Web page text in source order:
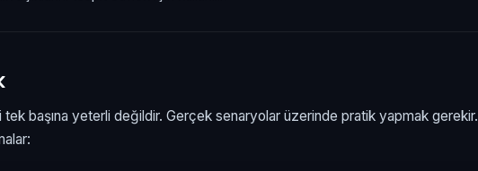
başına yeterli değildir. Gerçek senaryolar üzerinde pratik yapmak gerekir.